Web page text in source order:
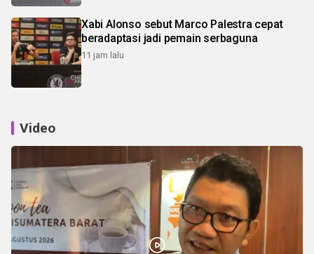
Xabi Alonso sebut Marco Palestra cepat
beradaptasi jadi pemain serbaguna
11 jam lalu
Video